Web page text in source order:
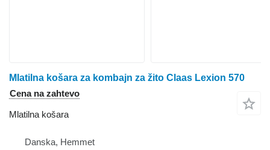
Mlatilna košara za kombajn za žito Claas Lexion 570
Cena na zahtevo
Mlatilna košara
Danska, Hemmet